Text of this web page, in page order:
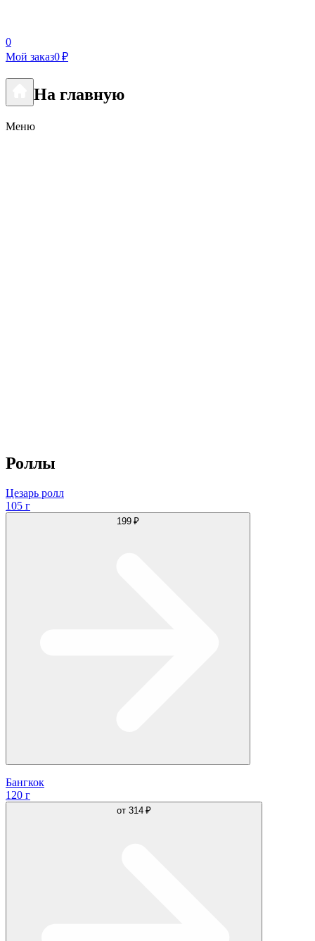
0
Мой заказ0 ₽
На главную
Меню
Роллы
Цезарь ролл
105 г
199 ₽
Бангкок
120 г
от 314 ₽